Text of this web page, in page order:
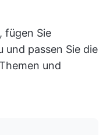
fügen Sie
und passen Sie die
und